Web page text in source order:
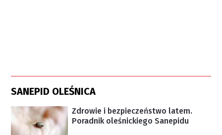
SANEPID OLEŚNICA
Zdrowie i bezpieczeństwo latem.
Poradnik oleśnickiego Sanepidu